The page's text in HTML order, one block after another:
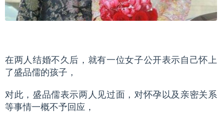
在两人结婚不久后，就有一位女子公开表示自己怀上
了盛品儒的孩子，
对此，盛品儒表示两人见过面，对怀孕以及亲密关系
等事情一概不予回应，